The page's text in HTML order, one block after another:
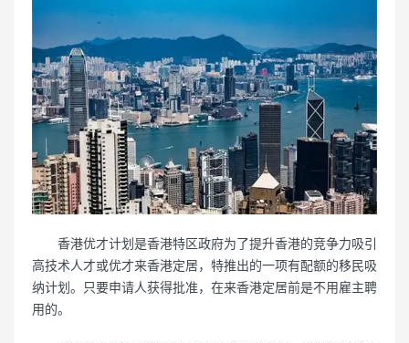
香港优才计划是香港特区政府为了提升香港的竞争力吸引
高技术人才或优才来香港定居，特推出的一项有配额的移民吸
纳计划。只要申请人获得批准，在来香港定居前是不用雇主聘
用的。